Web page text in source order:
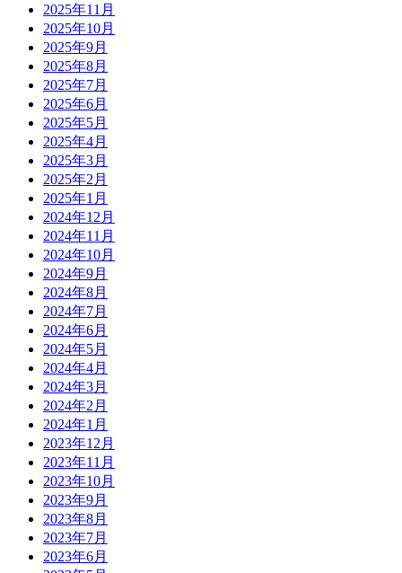
2025年11月
2025年10月
2025年9月
2025年8月
2025年7月
2025年6月
2025年5月
2025年4月
2025年3月
2025年2月
2025年1月
2024年12月
2024年11月
2024年10月
2024年9月
2024年8月
2024年7月
2024年6月
2024年5月
2024年4月
2024年3月
2024年2月
2024年1月
2023年12月
2023年11月
2023年10月
2023年9月
2023年8月
2023年7月
2023年6月